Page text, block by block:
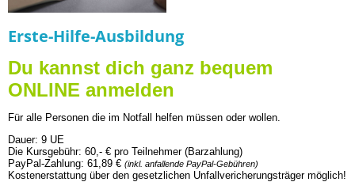
Erste-Hilfe-Ausbildung
Du kannst dich ganz bequem
ONLINE anmelden
Für alle Personen die im Notfall helfen müssen oder wollen.
Dauer: 9 UE
Die Kursgebühr: 60,- € pro Teilnehmer (Barzahlung)
PayPal-Zahlung: 61,89 € (inkl. anfallende PayPal-Gebühren)
Kostenerstattung über den gesetzlichen Unfallvericherungsträger möglich!